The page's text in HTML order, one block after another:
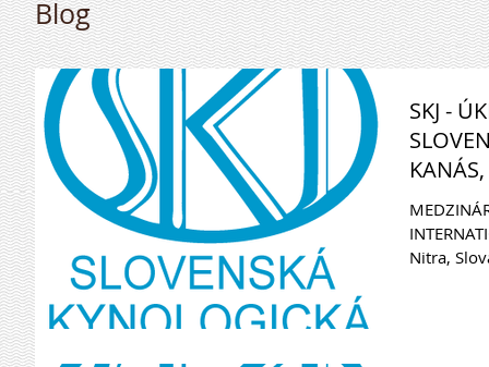
Blog
SKJ -
Nitra,